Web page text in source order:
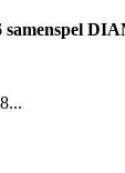
samenspel